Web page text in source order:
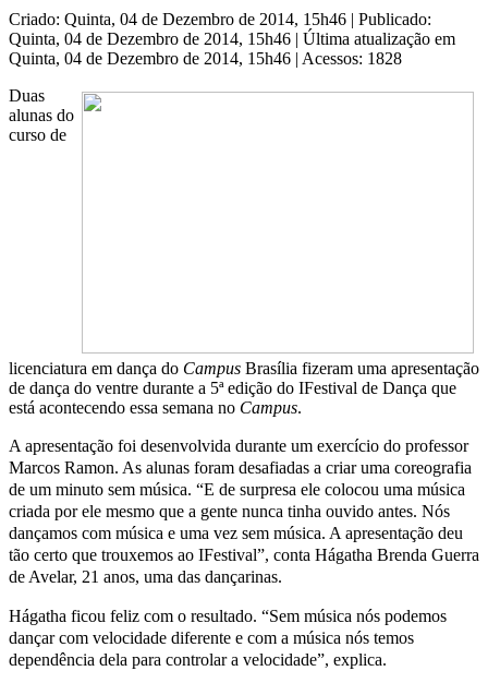
Criado: Quinta, 04 de Dezembro de 2014, 15h46 | Publicado:
Quinta, 04 de Dezembro de 2014, 15h46 | Última atualização em
Quinta, 04 de Dezembro de 2014, 15h46 | Acessos: 1828
Duas
alunas do
curso de
licenciatura em dança do Campus Brasília fizeram uma apresentação
de dança do ventre durante a 5ª edição do IFestival de Dança que
está acontecendo essa semana no Campus.
A apresentação foi desenvolvida durante um exercício do professor
Marcos Ramon. As alunas foram desafiadas a criar uma coreografia
de um minuto sem música. “E de surpresa ele colocou uma música
criada por ele mesmo que a gente nunca tinha ouvido antes. Nós
dançamos com música e uma vez sem música. A apresentação deu
tão certo que trouxemos ao IFestival”, conta Hágatha Brenda Guerra
de Avelar, 21 anos, uma das dançarinas.
Hágatha ficou feliz com o resultado. “Sem música nós podemos
dançar com velocidade diferente e com a música nós temos
dependência dela para controlar a velocidade”, explica.